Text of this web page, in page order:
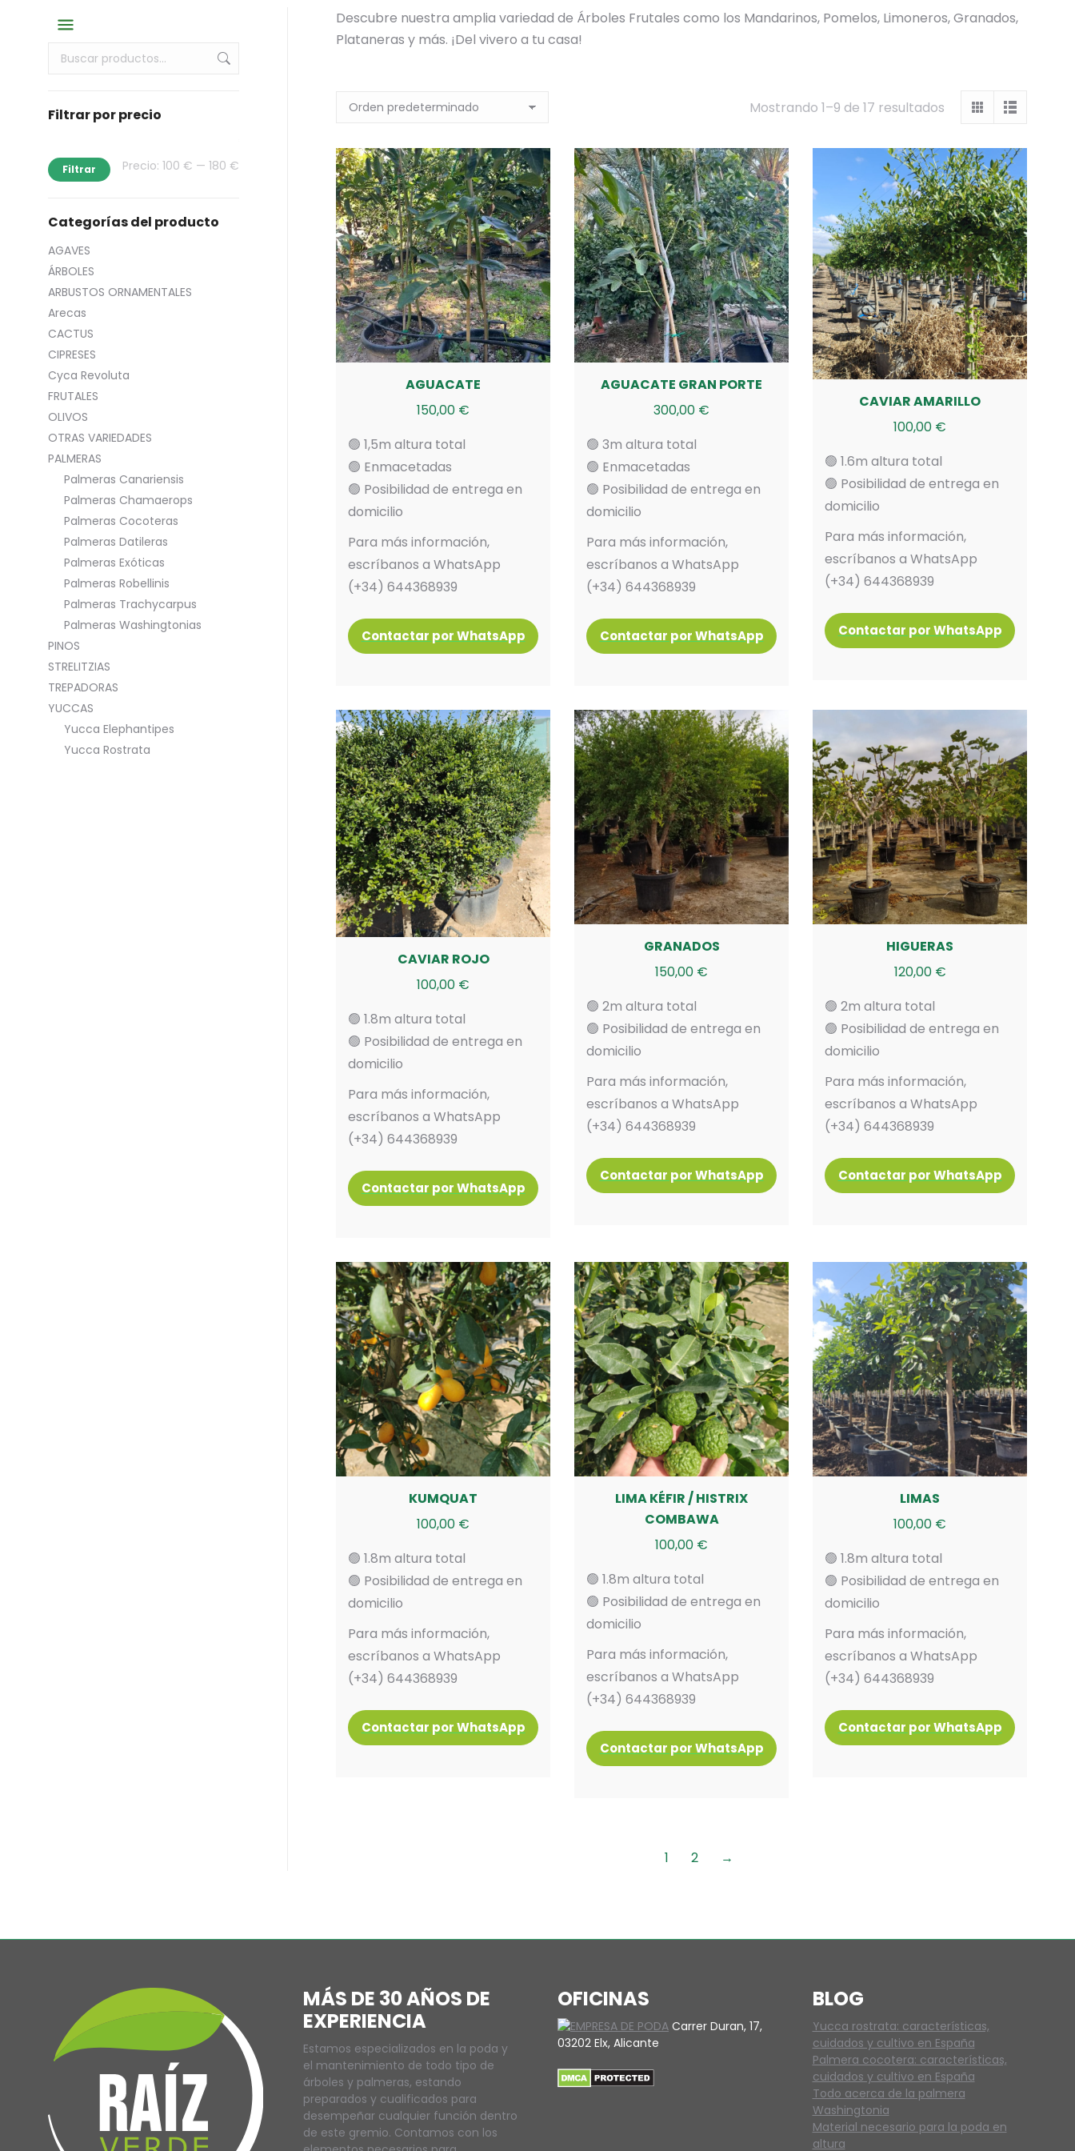
Descubre nuestra amplia variedad de Árboles Frutales como los Mandarinos, Pomelos, Limoneros, Granados,
Plataneras y más. ¡Del vivero a tu casa!
Mostrando 1–9 de 17 resultados
AGUACATE
150,00 €
🟢 1,5m altura total
🟢 Enmacetadas
🟢 Posibilidad de entrega en
domicilio
Para más información,
escríbanos a WhatsApp
(+34) 644368939
AGUACATE GRAN PORTE
300,00 €
🟢 3m altura total
🟢 Enmacetadas
🟢 Posibilidad de entrega en
domicilio
Para más información,
escríbanos a WhatsApp
(+34) 644368939
CAVIAR AMARILLO
100,00 €
🟢 1.6m altura total
🟢 Posibilidad de entrega en
domicilio
Para más información,
escríbanos a WhatsApp
(+34) 644368939
CAVIAR ROJO
100,00 €
🟢 1.8m altura total
🟢 Posibilidad de entrega en
domicilio
Para más información,
escríbanos a WhatsApp
(+34) 644368939
GRANADOS
150,00 €
🟢 2m altura total
🟢 Posibilidad de entrega en
domicilio
Para más información,
escríbanos a WhatsApp
(+34) 644368939
HIGUERAS
120,00 €
🟢 2m altura total
🟢 Posibilidad de entrega en
domicilio
Para más información,
escríbanos a WhatsApp
(+34) 644368939
KUMQUAT
100,00 €
🟢 1.8m altura total
🟢 Posibilidad de entrega en
domicilio
Para más información,
escríbanos a WhatsApp
(+34) 644368939
LIMA KÉFIR / HISTRIX
COMBAWA
100,00 €
🟢 1.8m altura total
🟢 Posibilidad de entrega en
domicilio
Para más información,
escríbanos a WhatsApp
(+34) 644368939
LIMAS
100,00 €
🟢 1.8m altura total
🟢 Posibilidad de entrega en
domicilio
Para más información,
escríbanos a WhatsApp
(+34) 644368939
1 2 →
Filtrar por precio
Filtrar Precio: 100 € — 180 €
Categorías del producto
AGAVES
ÁRBOLES
ARBUSTOS ORNAMENTALES
Arecas
CACTUS
CIPRESES
Cyca Revoluta
FRUTALES
OLIVOS
OTRAS VARIEDADES
PALMERAS
Palmeras Canariensis
Palmeras Chamaerops
Palmeras Cocoteras
Palmeras Datileras
Palmeras Exóticas
Palmeras Robellinis
Palmeras Trachycarpus
Palmeras Washingtonias
PINOS
STRELITZIAS
TREPADORAS
YUCCAS
Yucca Elephantipes
Yucca Rostrata
MÁS DE 30 AÑOS DE
EXPERIENCIA
Estamos especializados en la poda y
el mantenimiento de todo tipo de
árboles y palmeras, estando
preparados y cualificados para
desempeñar cualquier función dentro
de este gremio. Contamos con los
OFICINAS
Carrer Duran, 17,
03202 Elx, Alicante
BLOG
Yucca rostrata: características,
cuidados y cultivo en España
Palmera cocotera: características,
cuidados y cultivo en España
Todo acerca de la palmera
Washingtonia
Material necesario para la poda en
altura